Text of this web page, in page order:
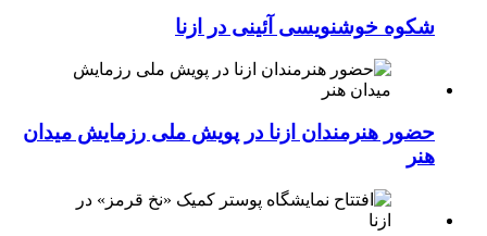
شکوه خوشنویسی آئینی در ازنا
حضور هنرمندان ازنا در پویش ملی رزمایش میدان
هنر